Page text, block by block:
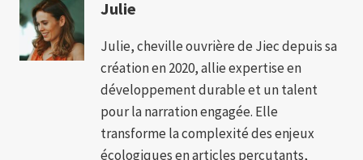
Julie
Julie, cheville ouvrière de Jiec depuis sa
création en 2020, allie expertise en
développement durable et un talent
pour la narration engagée. Elle
transforme la complexité des enjeux
écologiques en articles percutants,